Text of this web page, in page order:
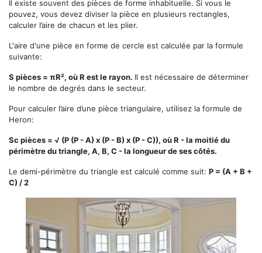
Il existe souvent des pièces de forme inhabituelle. Si vous le
pouvez, vous devez diviser la pièce en plusieurs rectangles,
calculer l’aire de chacun et les plier.
L'aire d'une pièce en forme de cercle est calculée par la formule
suivante:
S pièces = πR², où R est le rayon. Il est nécessaire de déterminer
le nombre de degrés dans le secteur.
Pour calculer l’aire d’une pièce triangulaire, utilisez la formule de
Heron:
Sc pièces = √ (P (P - A) x (P - B) x (P - C)), où R - la moitié du
périmètre du triangle, A, B, C - la longueur de ses côtés.
Le demi-périmètre du triangle est calculé comme suit: P = (A + B +
C) / 2